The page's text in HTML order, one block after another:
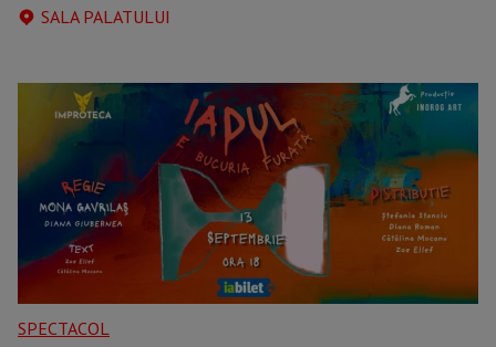
SALA PALATULUI
SPECTACOL